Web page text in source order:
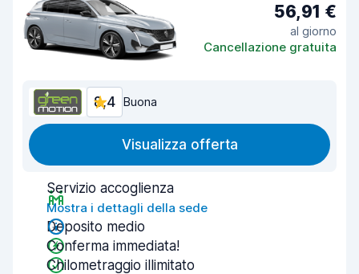
56,91 €
al giorno
Cancellazione gratuita
8,4 Buona
Visualizza offerta
Servizio accoglienza
Mostra i dettagli della sede
Deposito medio
Conferma immediata!
Chilometraggio illimitato